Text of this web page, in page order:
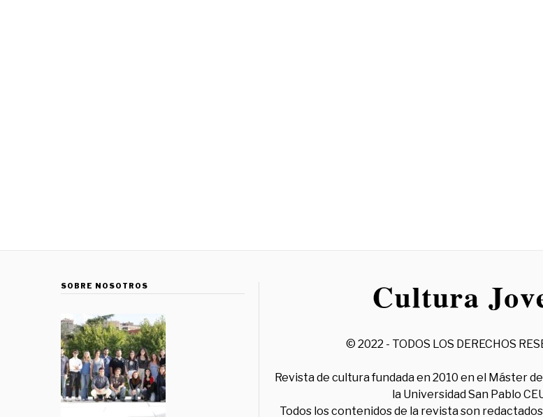
SOBRE NOSOTROS
© 2022 - TODOS LOS DERECHOS
Revista de cultura fundada en 2010 en el Máster
la Universidad San Pablo
Todos los contenidos de la revista son